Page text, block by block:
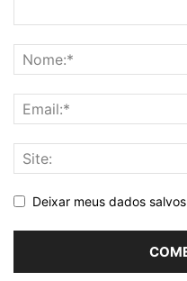
Deixar meus dados salvos